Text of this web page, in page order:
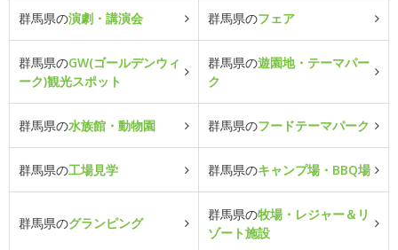
群馬県の演劇・講演会 群馬県のフェア
群馬県のGW(ゴールデンウィ
ーク)観光スポット
群馬県の遊園地・テーマパー
ク
群馬県の水族館・動物園 群馬県のフードテーマパーク
群馬県の工場見学 群馬県のキャンプ場・BBQ場
群馬県のグランピング
群馬県の牧場・レジャー＆リ
ゾート施設